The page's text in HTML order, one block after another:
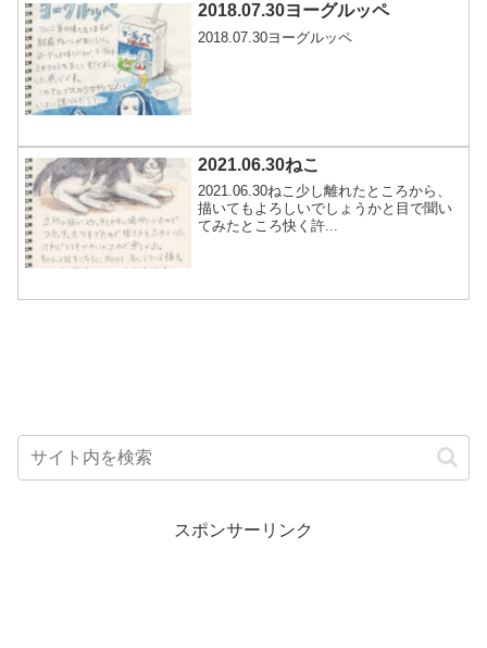
2018.07.30ヨーグルッペ
2018.07.30ヨーグルッペ
2021.06.30ねこ
2021.06.30ねこ少し離れたところから、
描いてもよろしいでしょうかと目で聞い
てみたところ快く許...
スポンサーリンク